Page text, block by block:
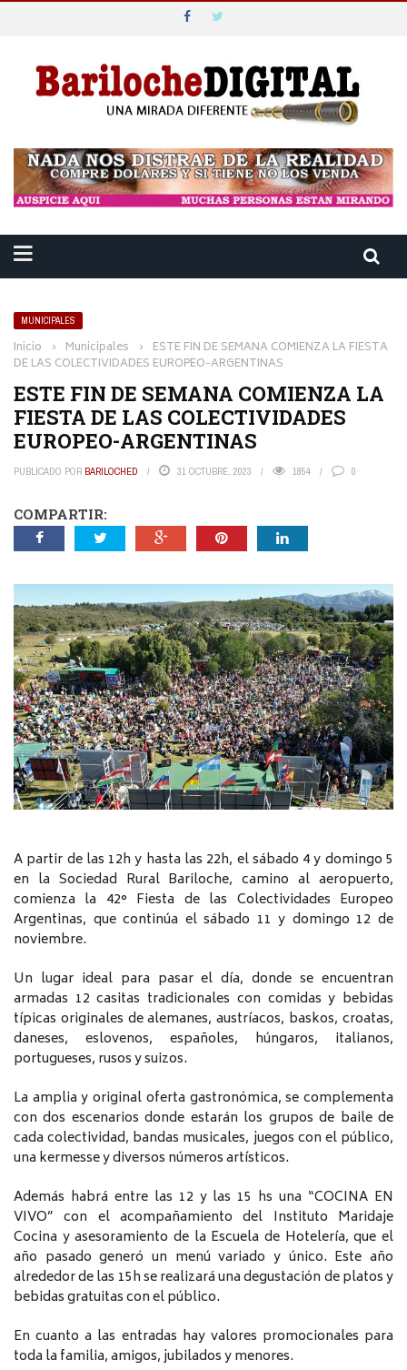
MUNICIPALES
Inicio › Municipales › ESTE FIN DE SEMANA COMIENZA LA FIESTA
DE LAS COLECTIVIDADES EUROPEO-ARGENTINAS
ESTE FIN DE SEMANA COMIENZA LA
FIESTA DE LAS COLECTIVIDADES
EUROPEO-ARGENTINAS
PUBLICADO POR BARILOCHED 31 OCTUBRE, 2023 1854 0
COMPARTIR:
A partir de las 12h y hasta las 22h, el sábado 4 y domingo 5
en la Sociedad Rural Bariloche, camino al aeropuerto,
comienza la 42° Fiesta de las Colectividades Europeo
Argentinas, que continúa el sábado 11 y domingo 12 de
noviembre.
Un lugar ideal para pasar el día, donde se encuentran
armadas 12 casitas tradicionales con comidas y bebidas
típicas originales de alemanes, austríacos, baskos, croatas,
daneses, eslovenos, españoles, húngaros, italianos,
portugueses, rusos y suizos.
La amplia y original oferta gastronómica, se complementa
con dos escenarios donde estarán los grupos de baile de
cada colectividad, bandas musicales, juegos con el público,
una kermesse y diversos números artísticos.
Además habrá entre las 12 y las 15 hs una “COCINA EN
VIVO” con el acompañamiento del Instituto Maridaje
Cocina y asesoramiento de la Escuela de Hotelería, que el
año pasado generó un menú variado y único. Este año
alrededor de las 15h se realizará una degustación de platos y
bebidas gratuitas con el público.
En cuanto a las entradas hay valores promocionales para
toda la familia, amigos, jubilados y menores.